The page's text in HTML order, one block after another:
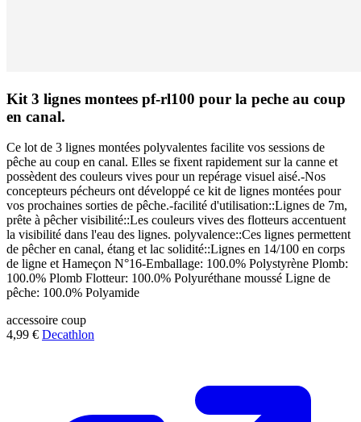
Kit 3 lignes montees pf-rl100 pour la peche au coup
en canal.
Ce lot de 3 lignes montées polyvalentes facilite vos sessions de
pêche au coup en canal. Elles se fixent rapidement sur la canne et
possèdent des couleurs vives pour un repérage visuel aisé.-Nos
concepteurs pécheurs ont développé ce kit de lignes montées pour
vos prochaines sorties de pêche.-facilité d'utilisation::Lignes de 7m,
prête à pêcher visibilité::Les couleurs vives des flotteurs accentuent
la visibilité dans l'eau des lignes. polyvalence::Ces lignes permettent
de pêcher en canal, étang et lac solidité::Lignes en 14/100 en corps
de ligne et Hameçon N°16-Emballage: 100.0% Polystyrène Plomb:
100.0% Plomb Flotteur: 100.0% Polyuréthane moussé Ligne de
pêche: 100.0% Polyamide
accessoire coup
4,99 € Decathlon